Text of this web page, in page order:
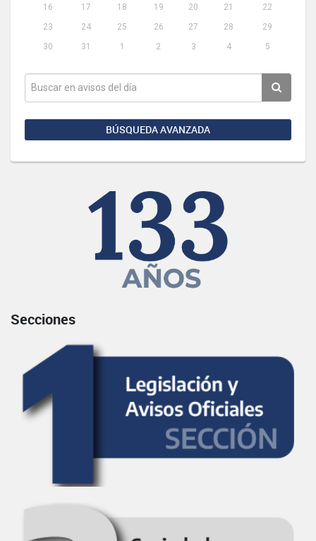
16
17 18 19 20 21
22
23
24 25 26 27 28
29
30
31 1 2 3 4 5
BÚSQUEDA AVANZADA
Secciones